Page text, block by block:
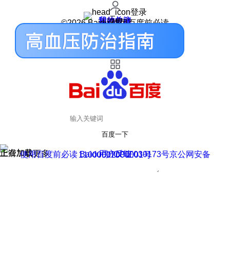
登录
我的关注
我的收藏
皮肤中心
用户反馈
设置
©2026 Baidu 使用百度前必读
百度一下
正在加载
上滑加载更多 用户反馈
使用百度前必读 Baidu 京ICP证030173号
京公网安备11000002000001号